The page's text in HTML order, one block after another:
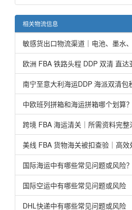
相关物流信息
敏感货出口物流渠道｜电池、墨水
欧洲 FBA 铁路头程 DDP 双清 直
南宁至意大利海运DDP 海派双清包
中欧班列拼箱和海运拼箱哪个划算？
跨境 FBA 海运清关｜所需资料完整
美线 FBA 货物海关被扣查验｜高
国际海运中有哪些常见问题或风险
国际空运中有哪些常见问题或风险
DHL快递中有哪些常见问题或风险